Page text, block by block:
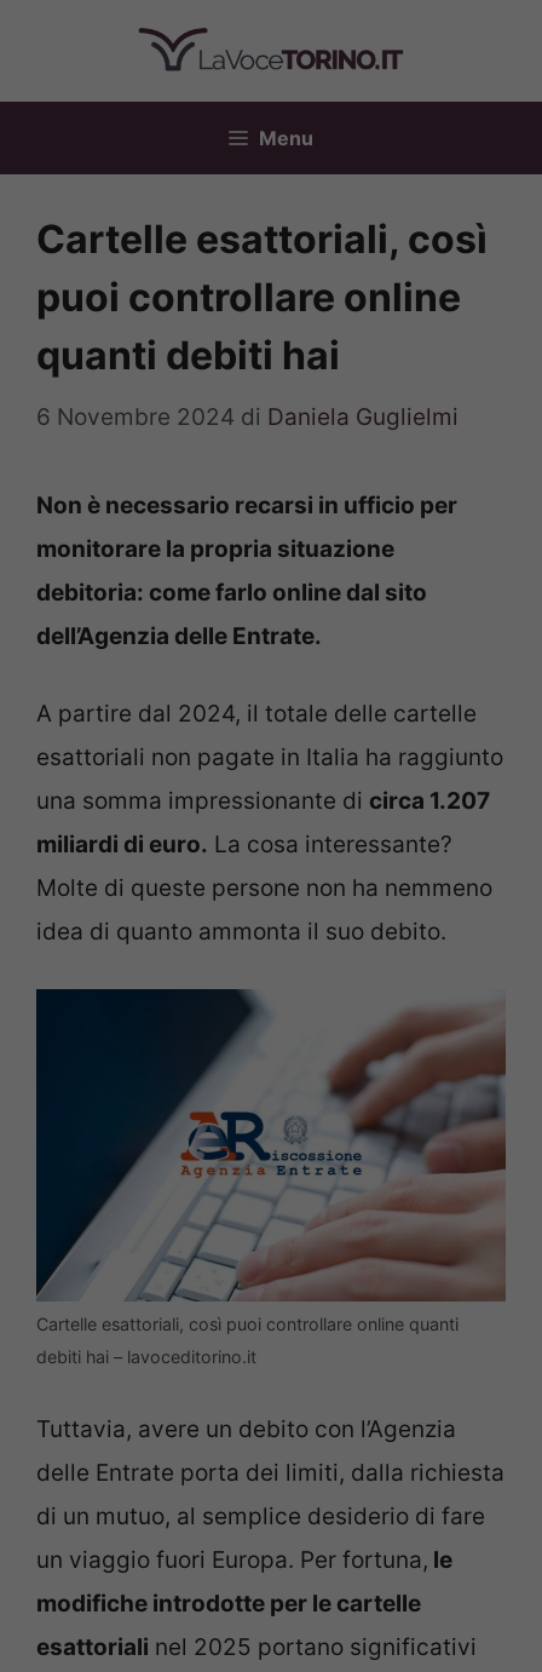
contenuto
Menu
Cartelle esattoriali, così
puoi controllare online
quanti debiti hai
6 Novembre 2024 di Daniela Guglielmi
Non è necessario recarsi in ufficio per
monitorare la propria situazione
debitoria: come farlo online dal sito
dell’Agenzia delle Entrate.
A partire dal 2024, il totale delle cartelle
esattoriali non pagate in Italia ha raggiunto
una somma impressionante di circa 1.207
miliardi di euro. La cosa interessante?
Molte di queste persone non ha nemmeno
idea di quanto ammonta il suo debito.
Cartelle esattoriali, così puoi controllare online quanti
debiti hai – lavoceditorino.it
Tuttavia, avere un debito con l’Agenzia
delle Entrate porta dei limiti, dalla richiesta
di un mutuo, al semplice desiderio di fare
un viaggio fuori Europa. Per fortuna, le
modifiche introdotte per le cartelle
esattoriali nel 2025 portano significativi